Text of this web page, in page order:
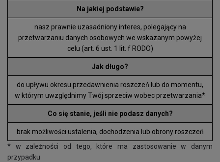
Na jakiej podstawie?
nasz prawnie uzasadniony interes, polegający na
przetwarzaniu danych osobowych we wskazanym powyżej
celu (art. 6 ust. 1 lit. f RODO)
Jak długo?
do upływu okresu przedawnienia roszczeń lub do momentu,
w którym uwzględnimy Twój sprzeciw wobec przetwarzania*
Co się stanie, jeśli nie podasz danych?
brak możliwości ustalenia, dochodzenia lub obrony roszczeń
* w zależności od tego, które ma zastosowanie w danym
przypadku